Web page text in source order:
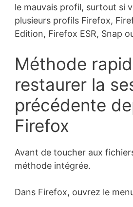
le mauvais profil, surtout si
plusieurs profils Firefox,
Edition, Firefox ESR, Snap
Méthode
restaurer la
précédente
Firefox
Avant de toucher aux
méthode intégrée.
Dans Firefox, ouvrez le